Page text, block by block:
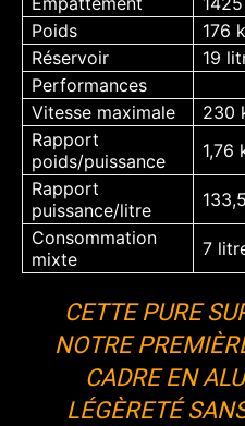
Poids
176
Réservoir
19
Performances
Vitesse maximale
230
Rapport
poids/puissance
1,76
Rapport
puissance/litre
Consommation
mixte
7
CETTE PURE
NOTRE
CADRE EN
LÉGÈRETÉ